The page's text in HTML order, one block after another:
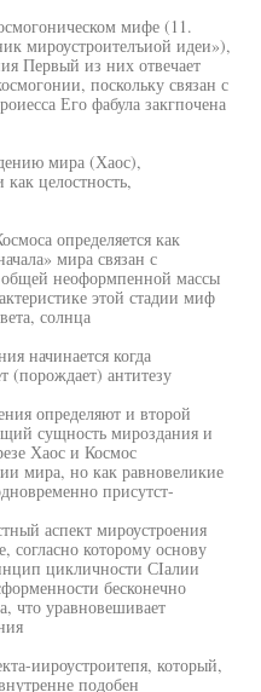
мифе (11.
мироустроителъиой идеи»),
Первый из них отвечает
поскольку связан с
Его фабула закгпочена
мира (Хаос),
как целостность,
определяется как
мира связан с
неоформпенной массы
этой стадии миф
солнца
начинается когда
(порождает) антитезу
определяют и второй
сущность мироздания и
Хаос и Космос
мира, но как равновеликие
присутст-
аспект мироустроения
согласно которому основу
цикличности СIалии
бесконечно
что уравновешивает
иироустроитепя, который,
подобен